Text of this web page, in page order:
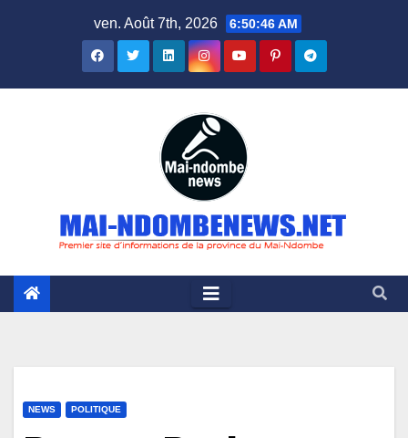
ven. Août 7th, 2026 6:50:47 AM
NEWS POLITIQUE